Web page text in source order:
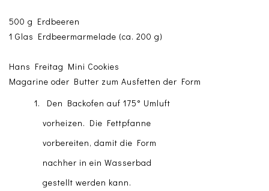
500 g Erdbeeren
1 Glas Erdbeermarmelade (ca. 200 g)
Hans Freitag Mini Cookies
Magarine oder Butter zum Ausfetten der Form
Den Backofen auf 175° Umluft
vorheizen. Die Fettpfanne
vorbereiten, damit die Form
nachher in ein Wasserbad
gestellt werden kann.